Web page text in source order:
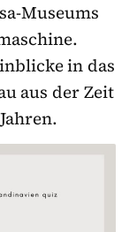
Museums
in das
aus der Zeit